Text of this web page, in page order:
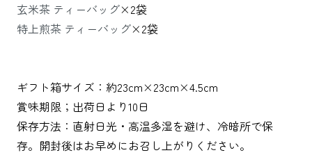
玄米茶 ティーバッグ×2袋
特上煎茶 ティーバッグ×2袋
ギフト箱サイズ：約23cm×23cm×4.5cm
賞味期限；出荷日より10日
保存方法：直射日光・高温多湿を避け、冷暗所で保
存。開封後はお早めにお召し上がりください。